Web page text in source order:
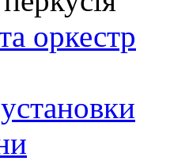
оркестр